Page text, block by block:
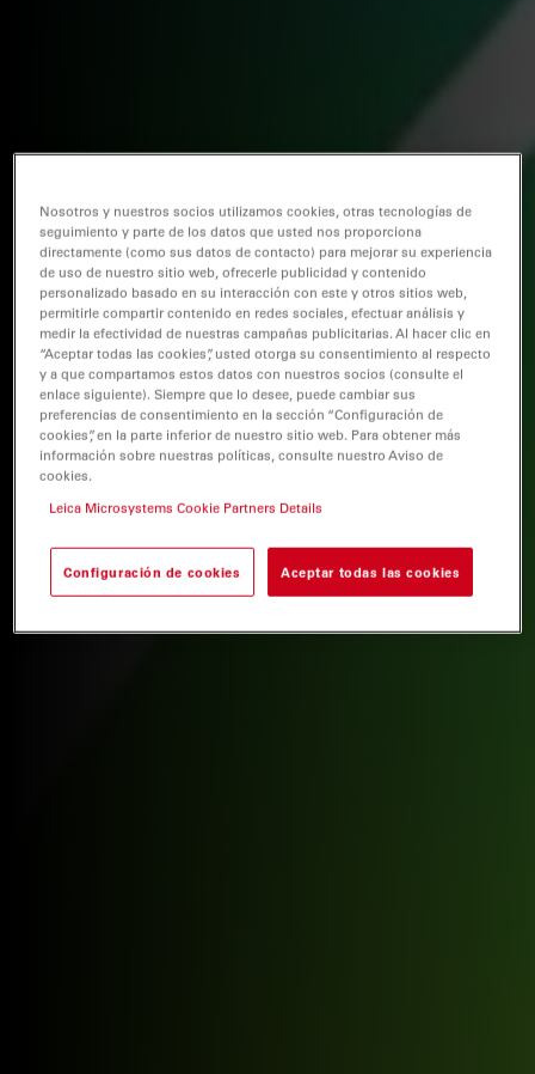
Nosotros y nuestros socios utilizamos cookies, otras tecnologías de
seguimiento y parte de los datos que usted nos proporciona
directamente (como sus datos de contacto) para mejorar su experiencia
de uso de nuestro sitio web, ofrecerle publicidad y contenido
personalizado basado en su interacción con este y otros sitios web,
permitirle compartir contenido en redes sociales, efectuar análisis y
medir la efectividad de nuestras campañas publicitarias. Al hacer clic en
“Aceptar todas las cookies”, usted otorga su consentimiento al respecto
y a que compartamos estos datos con nuestros socios (consulte el
enlace siguiente). Siempre que lo desee, puede cambiar sus
preferencias de consentimiento en la sección “Configuración de
cookies”, en la parte inferior de nuestro sitio web. Para obtener más
información sobre nuestras políticas, consulte nuestro Aviso de
cookies.
Leica Microsystems Cookie Partners Details
Configuración de cookies Aceptar todas las cookies